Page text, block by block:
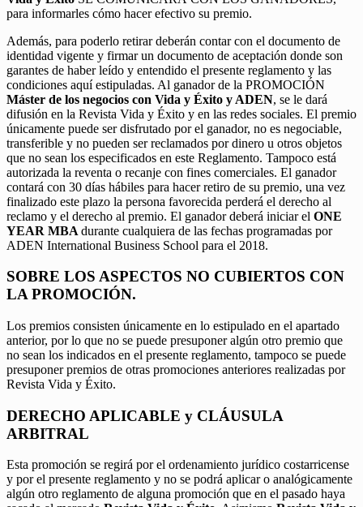
para informarles cómo hacer efectivo su premio.
Además, para poderlo retirar deberán contar con el documento de
identidad vigente y firmar un documento de aceptación donde son
garantes de haber leído y entendido el presente reglamento y las
condiciones aquí estipuladas. Al ganador de la PROMOCIÓN
Máster de los negocios con Vida y Éxito y ADEN, se le dará
difusión en la Revista Vida y Éxito y en las redes sociales. El premio
únicamente puede ser disfrutado por el ganador, no es negociable,
transferible y no pueden ser reclamados por dinero u otros objetos
que no sean los especificados en este Reglamento. Tampoco está
autorizada la reventa o recanje con fines comerciales. El ganador
contará con 30 días hábiles para hacer retiro de su premio, una vez
finalizado este plazo la persona favorecida perderá el derecho al
reclamo y el derecho al premio. El ganador deberá iniciar el ONE
YEAR MBA durante cualquiera de las fechas programadas por
ADEN International Business School para el 2018.
SOBRE LOS ASPECTOS NO CUBIERTOS CON
LA PROMOCIÓN.
Los premios consisten únicamente en lo estipulado en el apartado
anterior, por lo que no se puede presuponer algún otro premio que
no sean los indicados en el presente reglamento, tampoco se puede
presuponer premios de otras promociones anteriores realizadas por
Revista Vida y Éxito.
DERECHO APLICABLE y CLÁUSULA
ARBITRAL
Esta promoción se regirá por el ordenamiento jurídico costarricense
y por el presente reglamento y no se podrá aplicar o analógicamente
algún otro reglamento de alguna promoción que en el pasado haya